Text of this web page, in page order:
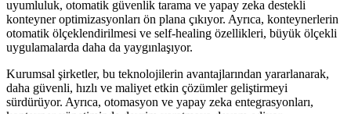
uyumluluk, otomatik güvenlik tarama ve yapay zeka destekli
konteyner optimizasyonları ön plana çıkıyor. Ayrıca, konteynerlerin
otomatik ölçeklendirilmesi ve self-healing özellikleri, büyük ölçekli
uygulamalarda daha da yaygınlaşıyor.
Kurumsal şirketler, bu teknolojilerin avantajlarından yararlanarak,
daha güvenli, hızlı ve maliyet etkin çözümler geliştirmeyi
sürdürüyor. Ayrıca, otomasyon ve yapay zeka entegrasyonları,